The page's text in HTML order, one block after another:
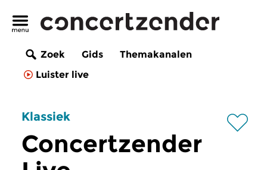
Zoek Gids
Themakanalen
Luister live
Klassiek
Concertzender